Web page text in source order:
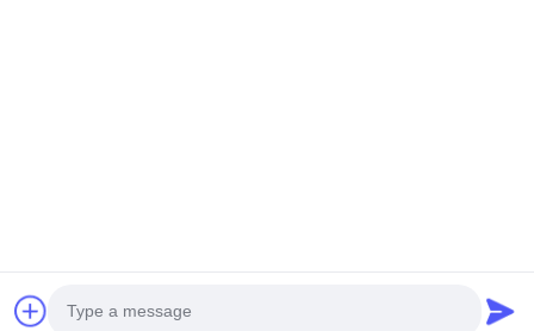
Fabrik.Copyright © 2026 Shandong West Glass